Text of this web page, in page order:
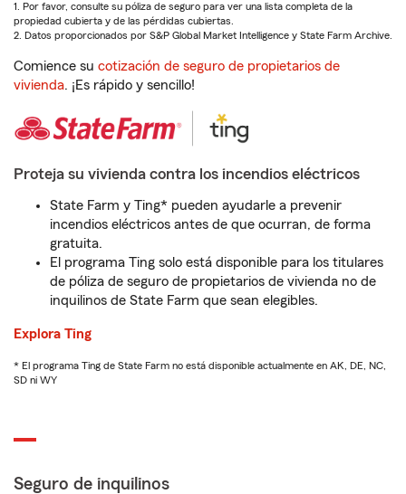
1. Por favor, consulte su póliza de seguro para ver una lista completa de la
propiedad cubierta y de las pérdidas cubiertas.
2. Datos proporcionados por S&P Global Market Intelligence y State Farm Archive.
Comience su cotización de seguro de propietarios de
vivienda. ¡Es rápido y sencillo!
Proteja su vivienda contra los incendios eléctricos
State Farm y Ting* pueden ayudarle a prevenir
incendios eléctricos antes de que ocurran, de forma
gratuita.
El programa Ting solo está disponible para los titulares
de póliza de seguro de propietarios de vivienda no de
inquilinos de State Farm que sean elegibles.
Explora Ting
* El programa Ting de State Farm no está disponible actualmente en AK, DE, NC,
SD ni WY
Seguro de inquilinos